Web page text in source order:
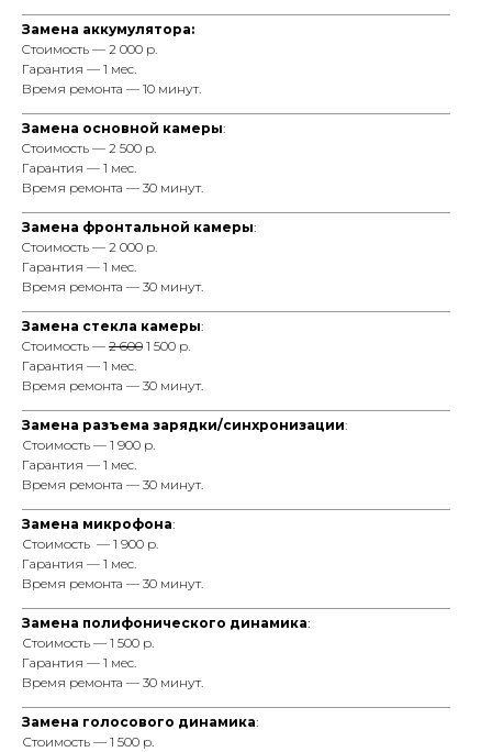
Замена аккумулятора:
Cтоимость — 2 000 р.
Гарантия — 1 мес.
Время ремонта — 10 минут.
Замена основной камеры:
Cтоимость — 2 500 р.
Гарантия — 1 мес.
Время ремонта — 30 минут.
Замена фронтальной камеры:
Cтоимость — 2 000 р.
Гарантия — 1 мес.
Время ремонта — 30 минут.
Замена стекла камеры:
Cтоимость — 2 600 1 500 р.
Гарантия — 1 мес.
Время ремонта — 30 минут.
Замена разъема зарядки/синхронизации:
Стоимость — 1 900 р.
Гарантия — 1 мес.
Время ремонта — 30 минут.
Замена микрофона:
Стоимость — 1 900 р.
Гарантия — 1 мес.
Время ремонта — 30 минут.
Замена полифонического динамика:
Стоимость — 1 500 р.
Гарантия — 1 мес.
Время ремонта — 30 минут.
Замена голосового динамика:
Стоимость — 1 500 р.